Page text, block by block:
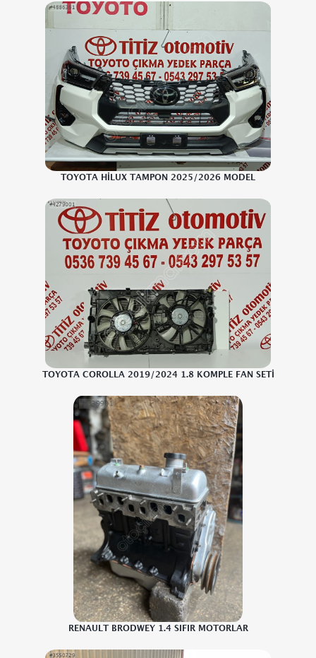
TOYOTA HİLUX TAMPON 2025/2026 MODEL
TOYOTA COROLLA 2019/2024 1.8 KOMPLE FAN SETİ
RENAULT BRODWEY 1.4 SIFIR MOTORLAR